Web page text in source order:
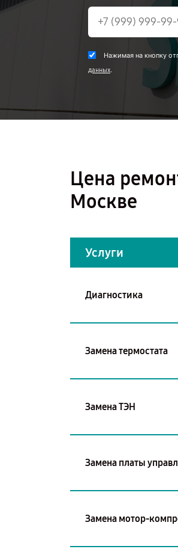
Нажимая на кнопку
данных.
Цена
Москве
Услуги
Диагностика
Замена термостата
Замена ТЭН
Замена платы
Замена мотор-